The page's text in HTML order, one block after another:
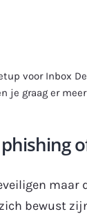
voor Inbox
je graag er
maar
bewust